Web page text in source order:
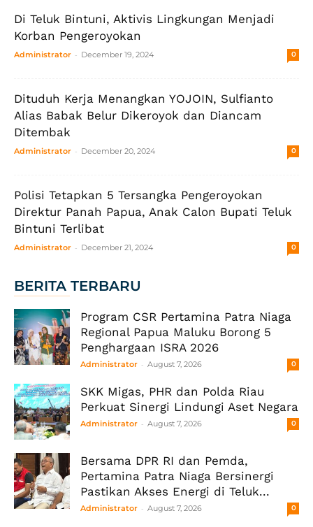
Di Teluk Bintuni, Aktivis Lingkungan Menjadi
Korban Pengeroyokan
Administrator - December 19, 2024 0
Dituduh Kerja Menangkan YOJOIN, Sulfianto
Alias Babak Belur Dikeroyok dan Diancam
Ditembak
Administrator - December 20, 2024 0
Polisi Tetapkan 5 Tersangka Pengeroyokan
Direktur Panah Papua, Anak Calon Bupati Teluk
Bintuni Terlibat
Administrator - December 21, 2024 0
BERITA TERBARU
Program CSR Pertamina Patra Niaga
Regional Papua Maluku Borong 5
Penghargaan ISRA 2026
Administrator - August 7, 2026 0
SKK Migas, PHR dan Polda Riau
Perkuat Sinergi Lindungi Aset Negara
Administrator - August 7, 2026 0
Bersama DPR RI dan Pemda,
Pertamina Patra Niaga Bersinergi
Pastikan Akses Energi di Teluk...
Administrator - August 7, 2026 0